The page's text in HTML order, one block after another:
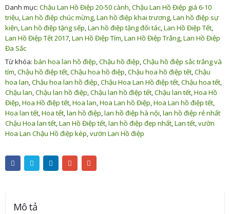
Danh mục: Chậu Lan Hồ Điệp 20-50 cành,Chậu Lan Hồ Điệp giá 6-10
triệu,Lan hồ điệp chúc mừng,Lan hồ điệp khai trương,Lan hồ điệp sự
kiện,Lan hồ điệp tặng sếp,Lan hồ điệp tặng đối tác,Lan Hồ Điệp Tết,
Lan Hồ Điệp Tết 2017,Lan Hồ Điệp Tím,Lan Hồ Điệp Trắng,Lan Hồ Điệp
Đa Sắc
Từ khóa: bán hoa lan hồ điệp,Chậu hồ điệp,Chậu hồ điệp sắc trắng và
tím,Chậu hồ điệp tết,Chậu hoa hồ điệp,Chậu hoa hồ điệp tết,Chậu
hoa lan,Chậu hoa lan hồ điệp,Chậu Hoa Lan Hồ điệp tết,Chậu hoa tết,
Chậu lan,Chậu lan hồ điệp,Chậu lan hồ điệp tết,Chậu lan tết,Hoa Hồ
Điệp,Hoa Hồ điệp tết,Hoa lan,Hoa Lan hồ Điệp,Hoa Lan hồ điệp tết,
Hoa lan tết,Hoa tết,lan hồ điệp,lan hồ điệp hà nội,lan hồ điệp rẻ nhất
Chậu Hoa lan tết,Lan Hồ Điệp tết,lan hồ điệp đẹp nhất,Lan tết,vườn
Hoa Lan Chậu Hồ điệp kép,vườn Lan Hồ điệp
Mô tả